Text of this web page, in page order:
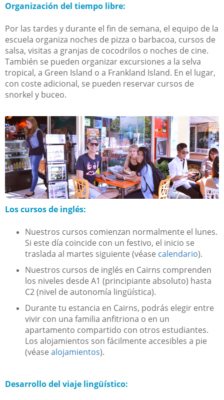
Organización del tiempo libre:
Por las tardes y durante el fin de semana, el equipo de la
escuela organiza noches de pizza o barbacoa, cursos de
salsa, visitas a granjas de cocodrilos o noches de cine.
También se pueden organizar excursiones a la selva
tropical, a Green Island o a Frankland Island. En el lugar,
con coste adicional, se pueden reservar cursos de
snorkel y buceo.
Los cursos de inglés:
Nuestros cursos comienzan normalmente el lunes.
Si este día coincide con un festivo, el inicio se
traslada al martes siguiente (véase calendario).
Nuestros cursos de inglés en Cairns comprenden
los niveles desde A1 (principiante absoluto) hasta
C2 (nivel de autonomía lingüística).
Durante tu estancia en Cairns, podrás elegir entre
vivir con una familia anfitriona o en un
apartamento compartido con otros estudiantes.
Los alojamientos son fácilmente accesibles a pie
(véase alojamientos).
Desarrollo del viaje lingüístico: